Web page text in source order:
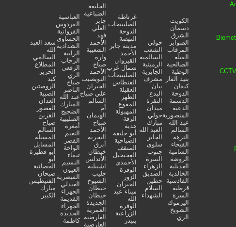
الكويت
دسمان
الشرق
الصوابر
المرقاب
القبلة
الصالحية
الوطية
بنيد القار
كيفان
الدوحة
الدسمة
الدعية
المنصورية
عبد الله
السالم
النزهة
الفيحاء
الشامية
الروضة
العديلية
الخالدية
القادسية
قرطبة
السرة
اليرموك
الشويخ
الري
حولي
الشعب
السالمية
الرميثية
الجابرية
مشرف
بيان
آلبدع
النقرة
ميدان
حولي
مبارك
العبد الله
الجابر
سلوى
جنوب
السرة
الزهراء
الصديق
حطين
السلام
الشهداء
غرناطة
الصليبيخات
الدوحة
النهضة
مدينة جابر
الأحمد
القيروان
شمال غرب
الصليبيخات
الفنطاس
العقيلة
الظهر
المقوع
المهبولة
الرقة
هدية
أبو حليفة
الصباحية
المنقف
الفحيحيل
الأحمدي
الوفرة
الزور
الخيران
ميناء عبد
الله
الوفرة
الزراعية
بنيدر
الجليعة
الضباعية
جابر
العلي
فهد
الأحمد
الشعيبة
واره
صباح
الأحمد
النويصيب
الخيران
علي صباح
السالم
أم
الهيمان
صباح
الأحمد
البحرية
أبرق
خيطان
الأندلس
اشبيلية
جليب
الشيوخ
خيطان
خيطان
الجديدة
العمرية
العارضية
العارضية
العباسية
الفردوس
الفروانية
الحساوي
الشدادية
الرابية
الرحاب
الرقعي
الري
صباح
الناصر
عبد الله
المبارك
الضجيج
الصليبية
أمغرة
النعيم
القصر
الواحة
تيماء
النسيم
العيون
القيصرية
العبدلي
الجهراء
القديمة
الجهراء
الجديدة
كاظمة
سعد العبد
الله
السالمي
المطلاع
الحرير
كبد
الروضتين
الصبية
العدان
القصور
القرين
صباح
السالم
المسيلة
المسايل
أبو فطيرة
أبو
الحصانية
صبحان
الفنيطيس
مبارك
الكبير